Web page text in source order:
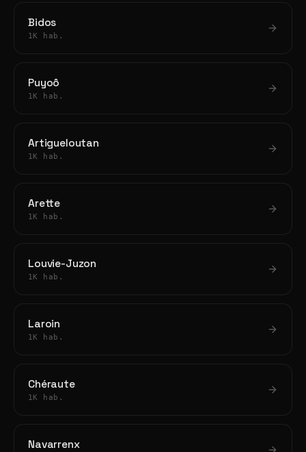
Bidos
1K hab.
Puyoô
1K hab.
Artigueloutan
1K hab.
Arette
1K hab.
Louvie-Juzon
1K hab.
Laroin
1K hab.
Chéraute
1K hab.
Navarrenx